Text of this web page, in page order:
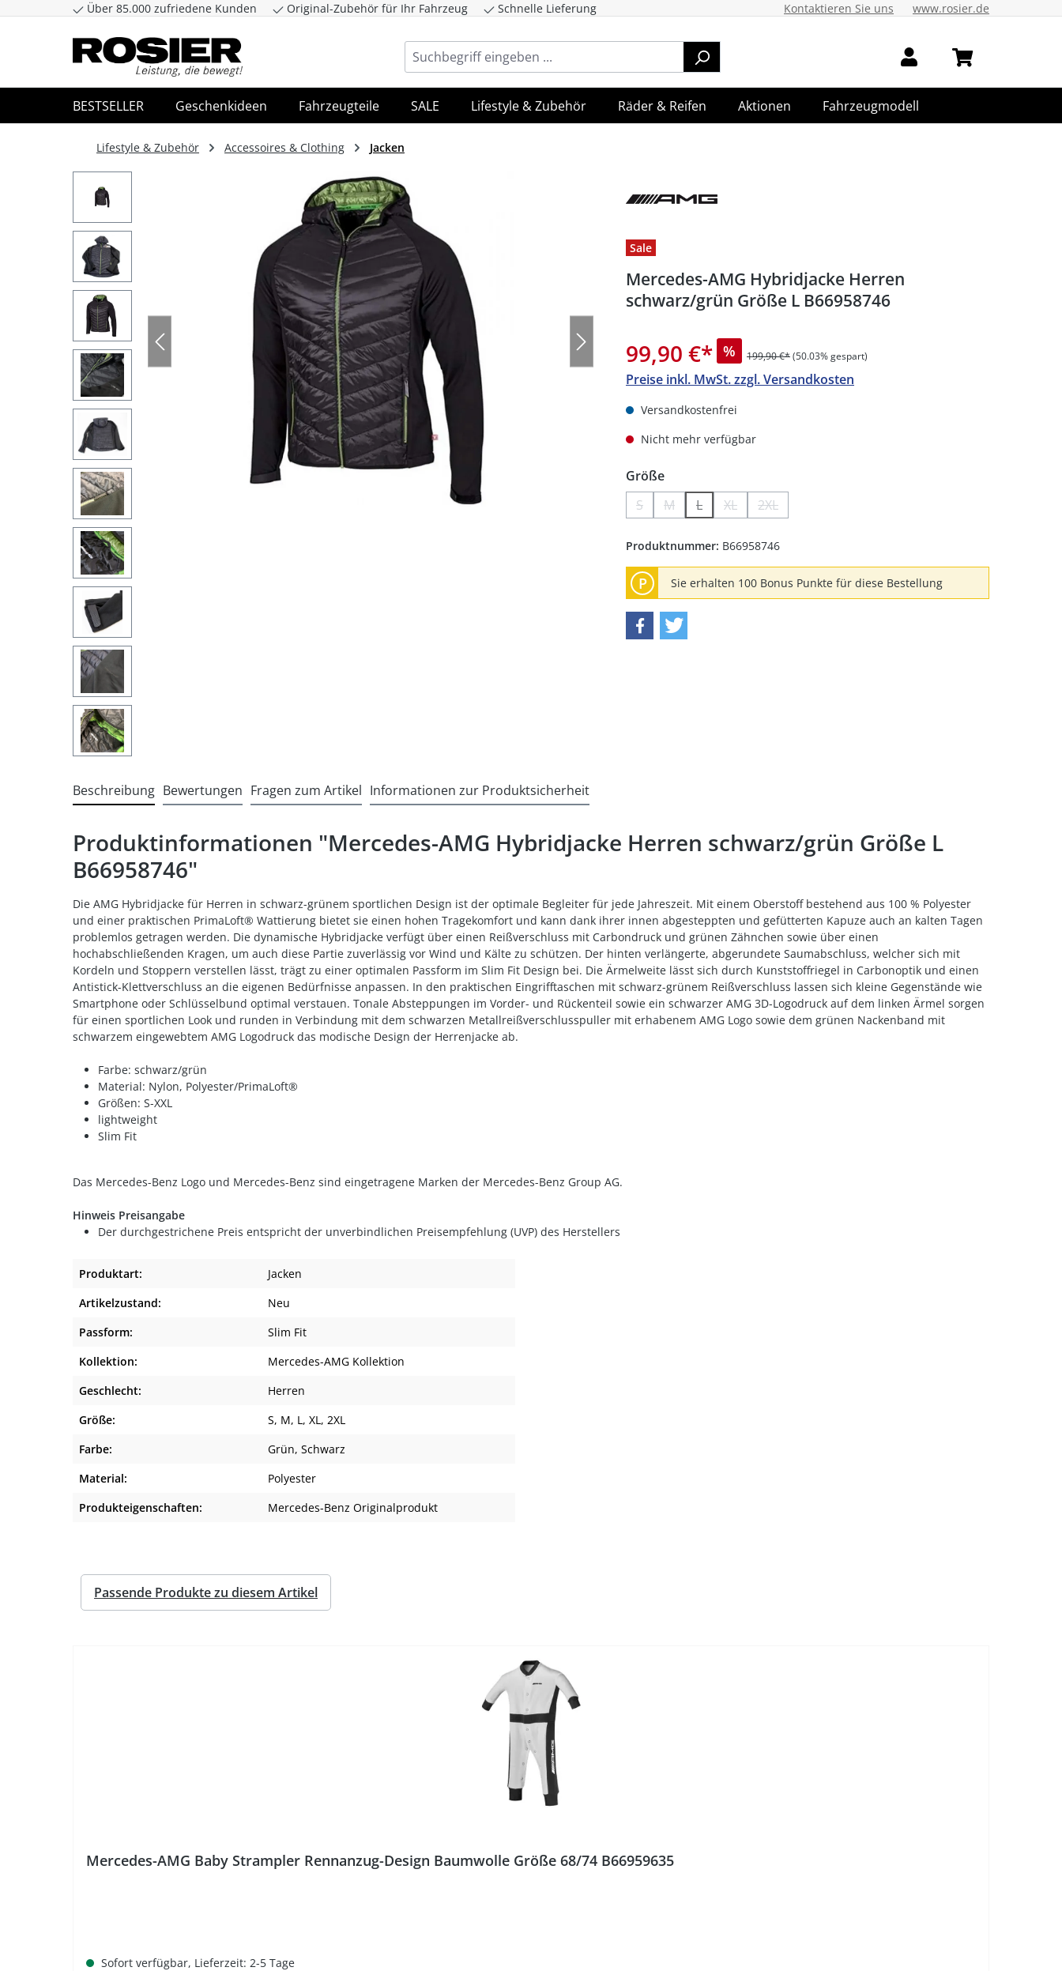
Zum Hauptinhalt springen Zur Suche springen Zur Hauptnavigation springen
Über 85.000 zufriedene Kunden Original-Zubehör für Ihr Fahrzeug Schnelle Lieferung Kontaktieren Sie uns www.rosier.de
BESTSELLER Geschenkideen Fahrzeugteile SALE Lifestyle & Zubehör Räder & Reifen Aktionen Fahrzeugmodell
Lifestyle & Zubehör Accessoires & Clothing Jacken
Sale
Mercedes-AMG Hybridjacke Herren
schwarz/grün Größe L B66958746
99,90 €* % 199,90 €*(50.03% gespart)
Preise inkl. MwSt. zzgl. Versandkosten
Versandkostenfrei
Nicht mehr verfügbar
Größeauswählen
S(Diese Option ist zurzeit nicht verfügbar.)
M(Diese Option ist zurzeit nicht verfügbar.)
L(Diese Option ist zurzeit nicht verfügbar.)
XL(Diese Option ist zurzeit nicht verfügbar.)
2XL(Diese Option ist zurzeit nicht verfügbar.)
Produktnummer: B66958746
P Sie erhalten 100 Bonus Punkte für diese Bestellung
Beschreibung Bewertungen Fragen zum Artikel Informationen zur Produktsicherheit
Produktinformationen "Mercedes-AMG Hybridjacke Herren schwarz/grün Größe L
B66958746"
Die AMG Hybridjacke für Herren in schwarz-grünem sportlichen Design ist der optimale Begleiter für jede Jahreszeit. Mit einem Oberstoff bestehend aus 100 % Polyester
und einer praktischen PrimaLoft® Wattierung bietet sie einen hohen Tragekomfort und kann dank ihrer innen abgesteppten und gefütterten Kapuze auch an kalten Tagen
problemlos getragen werden. Die dynamische Hybridjacke verfügt über einen Reißverschluss mit Carbondruck und grünen Zähnchen sowie über einen
hochabschließenden Kragen, um auch diese Partie zuverlässig vor Wind und Kälte zu schützen. Der hinten verlängerte, abgerundete Saumabschluss, welcher sich mit
Kordeln und Stoppern verstellen lässt, trägt zu einer optimalen Passform im Slim Fit Design bei. Die Ärmelweite lässt sich durch Kunststoffriegel in Carbonoptik und einen
Antistick-Klettverschluss an die eigenen Bedürfnisse anpassen. In den praktischen Eingrifftaschen mit schwarz-grünem Reißverschluss lassen sich kleine Gegenstände wie
Smartphone oder Schlüsselbund optimal verstauen. Tonale Absteppungen im Vorder- und Rückenteil sowie ein schwarzer AMG 3D-Logodruck auf dem linken Ärmel sorgen
für einen sportlichen Look und runden in Verbindung mit dem schwarzen Metallreißverschlusspuller mit erhabenem AMG Logo sowie dem grünen Nackenband mit
schwarzem eingewebtem AMG Logodruck das modische Design der Herrenjacke ab.
Farbe: schwarz/grün
Material: Nylon, Polyester/PrimaLoft®
Größen: S-XXL
lightweight
Slim Fit
Das Mercedes-Benz Logo und Mercedes-Benz sind eingetragene Marken der Mercedes-Benz Group AG.
Hinweis Preisangabe
Der durchgestrichene Preis entspricht der unverbindlichen Preisempfehlung (UVP) des Herstellers
Produktart:
Jacken
Artikelzustand:
Neu
Passform:
Slim Fit
Kollektion:
Mercedes-AMG Kollektion
Geschlecht:
Herren
Größe:
S, M, L, XL, 2XL
Farbe:
Grün, Schwarz
Material:
Polyester
Produkteigenschaften:
Mercedes-Benz Originalprodukt
Passende Produkte zu diesem Artikel
Mercedes-AMG Baby Strampler Rennanzug-Design Baumwolle Größe 68/74 B66959635
Sofort verfügbar, Lieferzeit: 2-5 Tage